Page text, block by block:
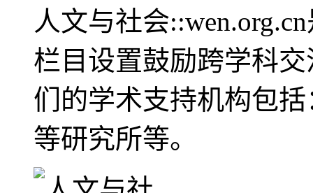
人文与社会
栏目设置鼓励跨学科
们的学术支持机构包
等研究所等。